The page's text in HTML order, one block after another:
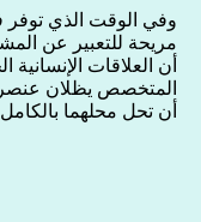
وفي الوقت الذي توفر
مريحة للتعبير عن
أن العلاقات
المتخصص يظلان
أن تحل محلهما